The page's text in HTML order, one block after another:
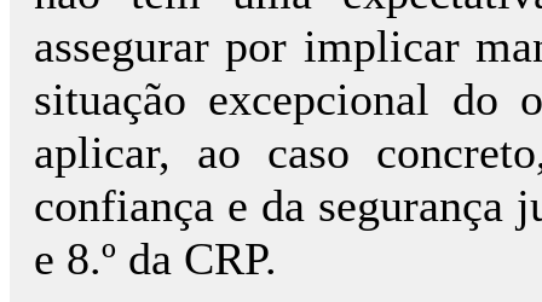
assegurar por implicar
situação excepcional do
aplicar, ao caso
confiança e da segurança
e 8.º da CRP.